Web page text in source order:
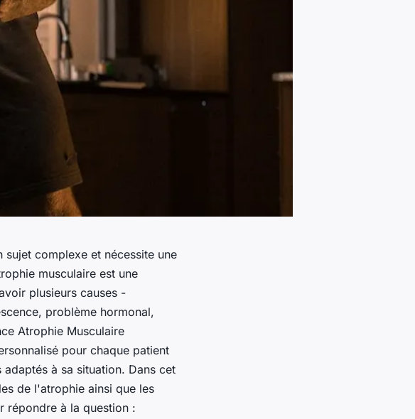
sujet complexe et nécessite une
musculaire est une
plusieurs causes -
problème hormonal,
Atrophie Musculaire
pour chaque patient
à sa situation. Dans cet
de l'atrophie ainsi que les
répondre à la question :